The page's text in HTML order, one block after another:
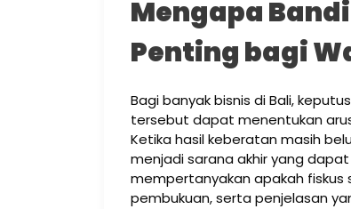
Mengapa
Penting bagi
Bagi banyak bisnis di Bali,
tersebut dapat menentukan
Ketika hasil keberatan masih
menjadi sarana akhir yang
mempertanyakan apakah
pembukuan, serta penjelasan